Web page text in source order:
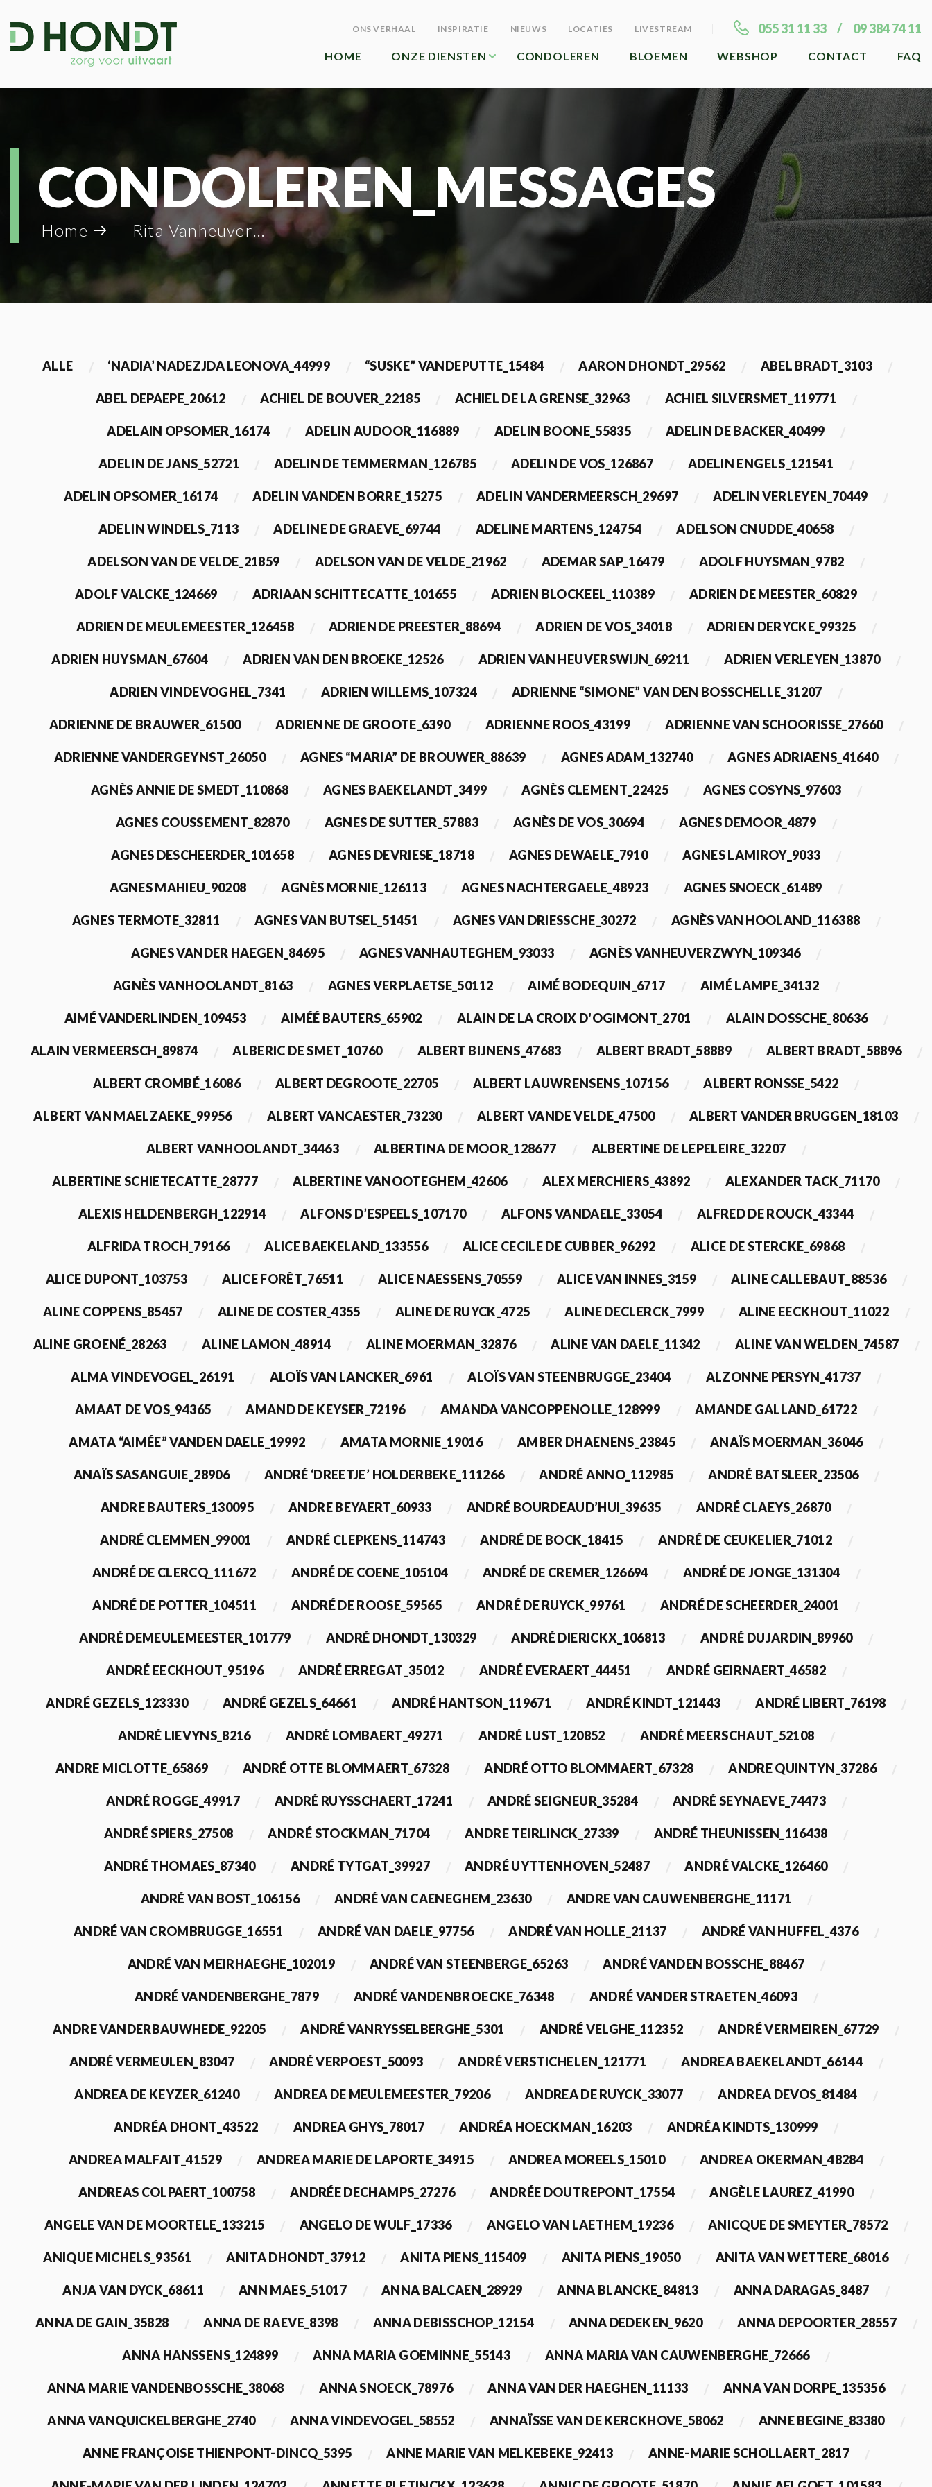
ONS VERHAAL INSPIRATIE NIEUWS LOCATIES LIVESTREAM 055 31 11 33 09 384 74 11
HOME ONZE DIENSTEN CONDOLEREN BLOEMEN WEBSHOP CONTACT FAQ
CONDOLEREN_MESSAGES
Home Rita Vanheuverswijn_121788
ALLE ‘NADIA’ NADEZJDA LEONOVA_44999 “SUSKE” VANDEPUTTE_15484 AARON DHONDT_29562 ABEL BRADT_3103
ABEL DEPAEPE_20612 ACHIEL DE BOUVER_22185 ACHIEL DE LA GRENSE_32963 ACHIEL SILVERSMET_119771
ADELAIN OPSOMER_16174 ADELIN AUDOOR_116889 ADELIN BOONE_55835 ADELIN DE BACKER_40499
ADELIN DE JANS_52721 ADELIN DE TEMMERMAN_126785 ADELIN DE VOS_126867 ADELIN ENGELS_121541
ADELIN OPSOMER_16174 ADELIN VANDEN BORRE_15275 ADELIN VANDERMEERSCH_29697 ADELIN VERLEYEN_70449
ADELIN WINDELS_7113 ADELINE DE GRAEVE_69744 ADELINE MARTENS_124754 ADELSON CNUDDE_40658
ADELSON VAN DE VELDE_21859 ADELSON VAN DE VELDE_21962 ADEMAR SAP_16479 ADOLF HUYSMAN_9782
ADOLF VALCKE_124669 ADRIAAN SCHITTECATTE_101655 ADRIEN BLOCKEEL_110389 ADRIEN DE MEESTER_60829
ADRIEN DE MEULEMEESTER_126458 ADRIEN DE PREESTER_88694 ADRIEN DE VOS_34018 ADRIEN DERYCKE_99325
ADRIEN HUYSMAN_67604 ADRIEN VAN DEN BROEKE_12526 ADRIEN VAN HEUVERSWIJN_69211 ADRIEN VERLEYEN_13870
ADRIEN VINDEVOGHEL_7341 ADRIEN WILLEMS_107324 ADRIENNE “SIMONE” VAN DEN BOSSCHELLE_31207
ADRIENNE DE BRAUWER_61500 ADRIENNE DE GROOTE_6390 ADRIENNE ROOS_43199 ADRIENNE VAN SCHOORISSE_27660
ADRIENNE VANDERGEYNST_26050 AGNES “MARIA” DE BROUWER_88639 AGNES ADAM_132740 AGNES ADRIAENS_41640
AGNÈS ANNIE DE SMEDT_110868 AGNES BAEKELANDT_3499 AGNÈS CLEMENT_22425 AGNES COSYNS_97603
AGNES COUSSEMENT_82870 AGNES DE SUTTER_57883 AGNÈS DE VOS_30694 AGNES DEMOOR_4879
AGNES DESCHEERDER_101658 AGNES DEVRIESE_18718 AGNES DEWAELE_7910 AGNES LAMIROY_9033
AGNES MAHIEU_90208 AGNÈS MORNIE_126113 AGNES NACHTERGAELE_48923 AGNES SNOECK_61489
AGNES TERMOTE_32811 AGNES VAN BUTSEL_51451 AGNES VAN DRIESSCHE_30272 AGNÈS VAN HOOLAND_116388
AGNES VANDER HAEGEN_84695 AGNES VANHAUTEGHEM_93033 AGNÈS VANHEUVERZWYN_109346
AGNÈS VANHOOLANDT_8163 AGNES VERPLAETSE_50112 AIMÉ BODEQUIN_6717 AIMÉ LAMPE_34132
AIMÉ VANDERLINDEN_109453 AIMÉÉ BAUTERS_65902 ALAIN DE LA CROIX D'OGIMONT_2701 ALAIN DOSSCHE_80636
ALAIN VERMEERSCH_89874 ALBERIC DE SMET_10760 ALBERT BIJNENS_47683 ALBERT BRADT_58889 ALBERT BRADT_58896
ALBERT CROMBÉ_16086 ALBERT DEGROOTE_22705 ALBERT LAUWRENSENS_107156 ALBERT RONSSE_5422
ALBERT VAN MAELZAEKE_99956 ALBERT VANCAESTER_73230 ALBERT VANDE VELDE_47500 ALBERT VANDER BRUGGEN_18103
ALBERT VANHOOLANDT_34463 ALBERTINA DE MOOR_128677 ALBERTINE DE LEPELEIRE_32207
ALBERTINE SCHIETECATTE_28777 ALBERTINE VANOOTEGHEM_42606 ALEX MERCHIERS_43892 ALEXANDER TACK_71170
ALEXIS HELDENBERGH_122914 ALFONS D’ESPEELS_107170 ALFONS VANDAELE_33054 ALFRED DE ROUCK_43344
ALFRIDA TROCH_79166 ALICE BAEKELAND_133556 ALICE CECILE DE CUBBER_96292 ALICE DE STERCKE_69868
ALICE DUPONT_103753 ALICE FORÊT_76511 ALICE NAESSENS_70559 ALICE VAN INNES_3159 ALINE CALLEBAUT_88536
ALINE COPPENS_85457 ALINE DE COSTER_4355 ALINE DE RUYCK_4725 ALINE DECLERCK_7999 ALINE EECKHOUT_11022
ALINE GROENÉ_28263 ALINE LAMON_48914 ALINE MOERMAN_32876 ALINE VAN DAELE_11342 ALINE VAN WELDEN_74587
ALMA VINDEVOGEL_26191 ALOÏS VAN LANCKER_6961 ALOÏS VAN STEENBRUGGE_23404 ALZONNE PERSYN_41737
AMAAT DE VOS_94365 AMAND DE KEYSER_72196 AMANDA VANCOPPENOLLE_128999 AMANDE GALLAND_61722
AMATA “AIMÉE” VANDEN DAELE_19992 AMATA MORNIE_19016 AMBER DHAENENS_23845 ANAÏS MOERMAN_36046
ANAÏS SASANGUIE_28906 ANDRÉ ‘DREETJE’ HOLDERBEKE_111266 ANDRÉ ANNO_112985 ANDRÉ BATSLEER_23506
ANDRE BAUTERS_130095 ANDRE BEYAERT_60933 ANDRÉ BOURDEAUD’HUI_39635 ANDRÉ CLAEYS_26870
ANDRÉ CLEMMEN_99001 ANDRÉ CLEPKENS_114743 ANDRÉ DE BOCK_18415 ANDRÉ DE CEUKELIER_71012
ANDRÉ DE CLERCQ_111672 ANDRÉ DE COENE_105104 ANDRÉ DE CREMER_126694 ANDRÉ DE JONGE_131304
ANDRÉ DE POTTER_104511 ANDRÉ DE ROOSE_59565 ANDRÉ DE RUYCK_99761 ANDRÉ DE SCHEERDER_24001
ANDRÉ DEMEULEMEESTER_101779 ANDRÉ DHONDT_130329 ANDRÉ DIERICKX_106813 ANDRÉ DUJARDIN_89960
ANDRÉ EECKHOUT_95196 ANDRÉ ERREGAT_35012 ANDRÉ EVERAERT_44451 ANDRÉ GEIRNAERT_46582
ANDRÉ GEZELS_123330 ANDRÉ GEZELS_64661 ANDRÉ HANTSON_119671 ANDRÉ KINDT_121443 ANDRÉ LIBERT_76198
ANDRÉ LIEVYNS_8216 ANDRÉ LOMBAERT_49271 ANDRÉ LUST_120852 ANDRÉ MEERSCHAUT_52108
ANDRE MICLOTTE_65869 ANDRÉ OTTE BLOMMAERT_67328 ANDRÉ OTTO BLOMMAERT_67328 ANDRE QUINTYN_37286
ANDRÉ ROGGE_49917 ANDRÉ RUYSSCHAERT_17241 ANDRÉ SEIGNEUR_35284 ANDRÉ SEYNAEVE_74473
ANDRÉ SPIERS_27508 ANDRÉ STOCKMAN_71704 ANDRE TEIRLINCK_27339 ANDRÉ THEUNISSEN_116438
ANDRÉ THOMAES_87340 ANDRÉ TYTGAT_39927 ANDRÉ UYTTENHOVEN_52487 ANDRÉ VALCKE_126460
ANDRÉ VAN BOST_106156 ANDRÉ VAN CAENEGHEM_23630 ANDRE VAN CAUWENBERGHE_11171
ANDRÉ VAN CROMBRUGGE_16551 ANDRÉ VAN DAELE_97756 ANDRÉ VAN HOLLE_21137 ANDRÉ VAN HUFFEL_4376
ANDRÉ VAN MEIRHAEGHE_102019 ANDRÉ VAN STEENBERGE_65263 ANDRÉ VANDEN BOSSCHE_88467
ANDRÉ VANDENBERGHE_7879 ANDRÉ VANDENBROECKE_76348 ANDRÉ VANDER STRAETEN_46093
ANDRE VANDERBAUWHEDE_92205 ANDRÉ VANRYSSELBERGHE_5301 ANDRÉ VELGHE_112352 ANDRÉ VERMEIREN_67729
ANDRÉ VERMEULEN_83047 ANDRÉ VERPOEST_50093 ANDRÉ VERSTICHELEN_121771 ANDREA BAEKELANDT_66144
ANDREA DE KEYZER_61240 ANDREA DE MEULEMEESTER_79206 ANDREA DE RUYCK_33077 ANDREA DEVOS_81484
ANDRÉA DHONT_43522 ANDREA GHYS_78017 ANDRÉA HOECKMAN_16203 ANDRÉA KINDTS_130999
ANDREA MALFAIT_41529 ANDREA MARIE DE LAPORTE_34915 ANDREA MOREELS_15010 ANDREA OKERMAN_48284
ANDREAS COLPAERT_100758 ANDRÉE DECHAMPS_27276 ANDRÉE DOUTREPONT_17554 ANGÈLE LAUREZ_41990
ANGELE VAN DE MOORTELE_133215 ANGELO DE WULF_17336 ANGELO VAN LAETHEM_19236 ANICQUE DE SMEYTER_78572
ANIQUE MICHELS_93561 ANITA DHONDT_37912 ANITA PIENS_115409 ANITA PIENS_19050 ANITA VAN WETTERE_68016
ANJA VAN DYCK_68611 ANN MAES_51017 ANNA BALCAEN_28929 ANNA BLANCKE_84813 ANNA DARAGAS_8487
ANNA DE GAIN_35828 ANNA DE RAEVE_8398 ANNA DEBISSCHOP_12154 ANNA DEDEKEN_9620 ANNA DEPOORTER_28557
ANNA HANSSENS_124899 ANNA MARIA GOEMINNE_55143 ANNA MARIA VAN CAUWENBERGHE_72666
ANNA MARIE VANDENBOSSCHE_38068 ANNA SNOECK_78976 ANNA VAN DER HAEGHEN_11133 ANNA VAN DORPE_135356
ANNA VANQUICKELBERGHE_2740 ANNA VINDEVOGEL_58552 ANNAÏSSE VAN DE KERCKHOVE_58062 ANNE BEGINE_83380
ANNE FRANÇOISE THIENPONT-DINCQ_5395 ANNE MARIE VAN MELKEBEKE_92413 ANNE-MARIE SCHOLLAERT_2817